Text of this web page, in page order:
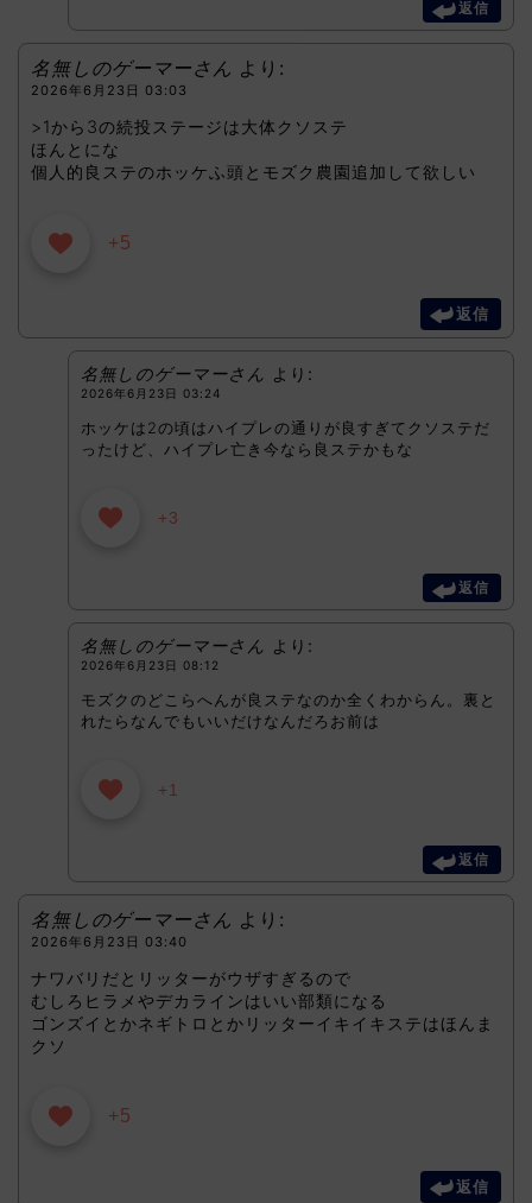
返信
名無しのゲーマーさん より:
2026年6月23日 03:03
>1から3の続投ステージは大体クソステ
ほんとにな
個人的良ステのホッケふ頭とモズク農園追加して欲しい
+5
返信
名無しのゲーマーさん より:
2026年6月23日 03:24
ホッケは2の頃はハイプレの通りが良すぎてクソステだ
ったけど、ハイプレ亡き今なら良ステかもな
+3
返信
名無しのゲーマーさん より:
2026年6月23日 08:12
モズクのどこらへんが良ステなのか全くわからん。裏と
れたらなんでもいいだけなんだろお前は
+1
返信
名無しのゲーマーさん より:
2026年6月23日 03:40
ナワバリだとリッターがウザすぎるので
むしろヒラメやデカラインはいい部類になる
ゴンズイとかネギトロとかリッターイキイキステはほんま
クソ
+5
返信